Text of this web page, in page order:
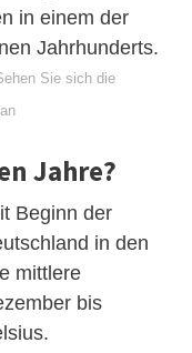
in einem der
Jahrhunderts.
Sie sich die
Jahre?
Beginn der
in den
mittlere
bis